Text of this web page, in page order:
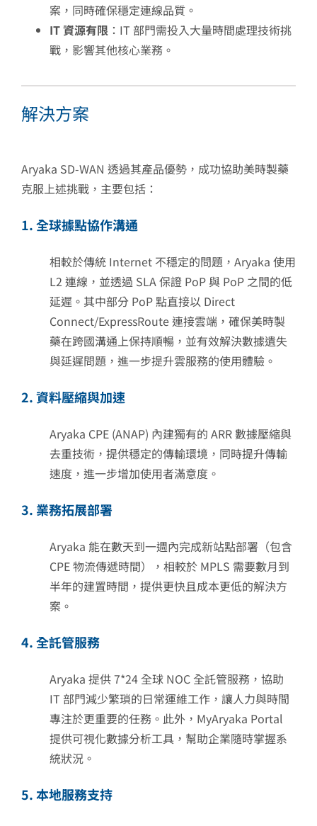
案，同時確保穩定連線品質。
IT 資源有限：IT 部門需投入大量時間處理技術挑
戰，影響其他核心業務。
解決方案
Aryaka SD-WAN 透過其產品優勢，成功協助美時製藥
克服上述挑戰，主要包括：
1. 全球據點協作溝通
相較於傳統 Internet 不穩定的問題，Aryaka 使用
L2 連線，並透過 SLA 保證 PoP 與 PoP 之間的低
延遲。其中部分 PoP 點直接以 Direct
Connect/ExpressRoute 連接雲端，確保美時製
藥在跨國溝通上保持順暢，並有效解決數據遺失
與延遲問題，進一步提升雲服務的使用體驗。
2. 資料壓縮與加速
Aryaka CPE (ANAP) 內建獨有的 ARR 數據壓縮與
去重技術，提供穩定的傳輸環境，同時提升傳輸
速度，進一步增加使用者滿意度。
3. 業務拓展部署
Aryaka 能在數天到一週內完成新站點部署（包含
CPE 物流傳遞時間），相較於 MPLS 需要數月到
半年的建置時間，提供更快且成本更低的解決方
案。
4. 全託管服務
Aryaka 提供 7*24 全球 NOC 全託管服務，協助
IT 部門減少繁瑣的日常運維工作，讓人力與時間
專注於更重要的任務。此外，MyAryaka Portal
提供可視化數據分析工具，幫助企業隨時掌握系
統狀況。
5. 本地服務支持